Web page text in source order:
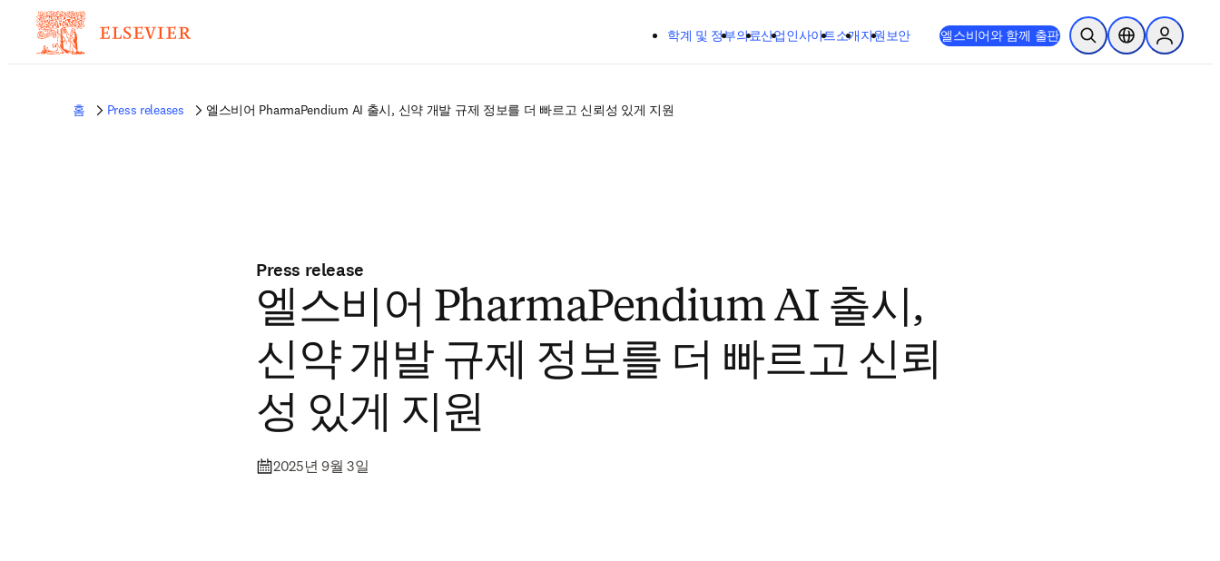
학계 및 정부의료산업인사이트소개지원 보안 엘스비어와 함께 출판 검색 열기위치 선택기Sign in to
홈 Press releases 엘스비어 PharmaPendium AI 출시, 신약 개발 규제 정보를 더 빠르고 신뢰성 있게 지원
Press release
엘스비어 PharmaPendium AI 출시,
신약 개발 규제 정보를 더 빠르고 신뢰
성 있게 지원
2025년 9월 3일